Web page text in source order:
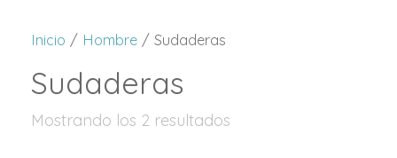
Inicio / Hombre / Sudaderas
Sudaderas
Mostrando los 2 resultados